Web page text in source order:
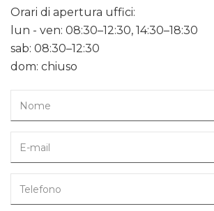
Orari di apertura uffici:
lun - ven: 08:30–12:30, 14:30–18:30
sab: 08:30–12:30
dom: chiuso